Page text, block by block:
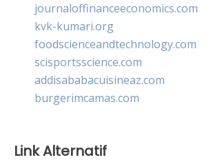
journaloffinanceeconomics.com
kvk-kumari.org
foodscienceandtechnology.com
scisportsscience.com
addisababacuisineaz.com
burgerimcamas.com
Link Alternatif